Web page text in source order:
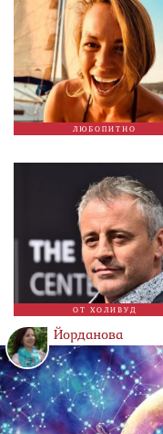
ЛЮБОПИТНО
ОТ ХОЛИВУД
Йорданова